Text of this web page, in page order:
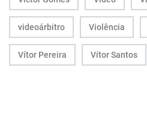
videoárbitro Violência
Vítor Pereira Vítor Santos